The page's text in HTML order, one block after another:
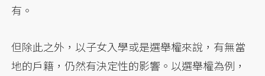
有。
但除此之外，以子女入學或是選舉權來說，有無當
地的戶籍，仍然有決定性的影響。以選舉權為例，